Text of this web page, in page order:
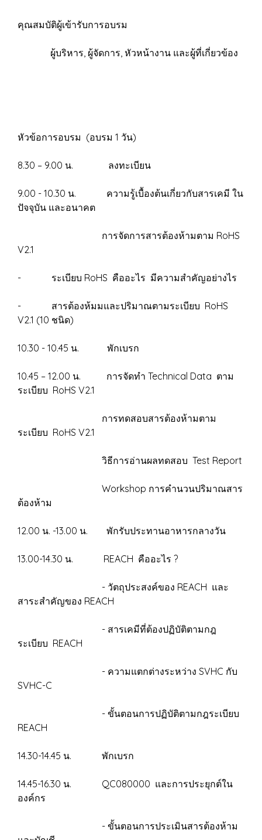
คุณสมบัติผู้เข้ารับการอบรม
ผู้บริหาร, ผู้จัดการ, หัวหน้างาน และผู้ที่เกี่ยวข้อง
หัวข้อการอบรม (อบรม 1 วัน)
8.30 – 9.00 น. ลงทะเบียน
9.00 - 10.30 น. ความรู้เบื้องต้นเกี่ยวกับสารเคมี ใน
ปัจจุบัน และอนาคต
การจัดการสารต้องห้ามตาม RoHS
V2.1
- ระเบียบ RoHS คืออะไร มีความสำคัญอย่างไร
- สารต้องห้มมและปริมาณตามระเบียบ RoHS
V2.1 (10 ชนิด)
10.30 - 10.45 น. พักเบรก
10.45 – 12.00 น. การจัดทำ Technical Data ตาม
ระเบียบ RoHS V2.1
การทดสอบสารต้องห้ามตาม
ระเบียบ RoHS V2.1
วิธีการอ่านผลทดสอบ Test Report
Workshop การคำนวนปริมาณสาร
ต้องห้าม
12.00 น. -13.00 น. พักรับประทานอาหารกลางวัน
13.00-14.30 น. REACH คืออะไร ?
- วัตถุประสงค์ของ REACH และ
สาระสำคัญของ REACH
- สารเคมีที่ต้องปฏิบัติตามกฎ
ระเบียบ REACH
- ความแตกต่างระหว่าง SVHC กับ
SVHC-C
- ขั้นตอนการปฏิบัติตามกฎระเบียบ
REACH
14.30-14.45 น. พักเบรก
14.45-16.30 น. QC080000 และการประยุกต์ใน
องค์กร
- ขั้นตอนการประเมินสารต้องห้าม